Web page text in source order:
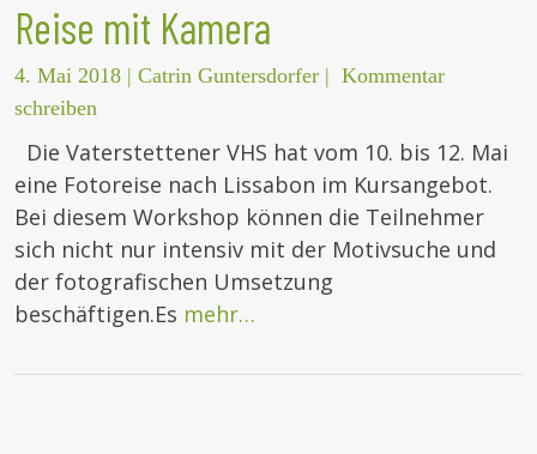
Reise mit Kamera
4. Mai 2018 | Catrin Guntersdorfer | Kommentar
schreiben
Die Vaterstettener VHS hat vom 10. bis 12. Mai
eine Fotoreise nach Lissabon im Kursangebot.
Bei diesem Workshop können die Teilnehmer
sich nicht nur intensiv mit der Motivsuche und
der fotografischen Umsetzung
beschäftigen.Es mehr…